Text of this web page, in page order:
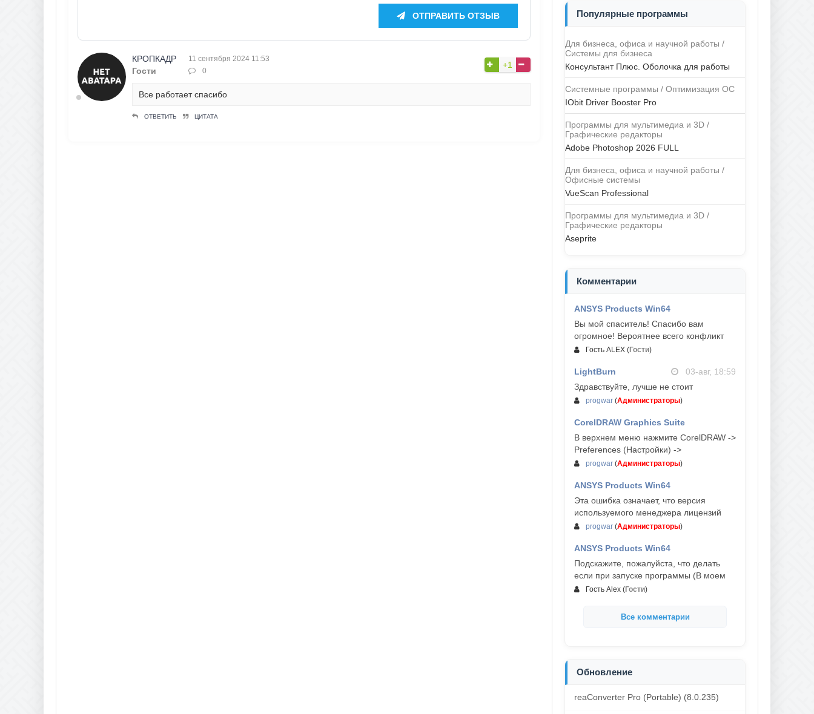
ОТПРАВИТЬ ОТЗЫВ
КРОПКАДР
Гости
11 сентября 2024 11:53
0
+1
Все работает спасибо
ОТВЕТИТЬ ЦИТАТА
Популярные программы
Для бизнеса, офиса и научной работы /
Системы для бизнеса
Консультант Плюс. Оболочка для работы
Системные программы / Оптимизация ОС
IObit Driver Booster Pro
Программы для мультимедиа и 3D /
Графические редакторы
Adobe Photoshop 2026 FULL
Для бизнеса, офиса и научной работы /
Офисные системы
VueScan Professional
Программы для мультимедиа и 3D /
Графические редакторы
Aseprite
Комментарии
ANSYS Products Win64
Вы мой спаситель! Спасибо вам
огромное! Вероятнее всего конфликт
Гость ALEX (Гости)
LightBurn
03-авг, 18:59
Здравствуйте, лучше не стоит
progwar (Администраторы)
CorelDRAW Graphics Suite
03-авг, 18:58
В верхнем меню нажмите CorelDRAW ->
Preferences (Настройки) ->
progwar (Администраторы)
ANSYS Products Win64
Эта ошибка означает, что версия
используемого менеджера лицензий
progwar (Администраторы)
ANSYS Products Win64
Подскажите, пожалуйста, что делать
если при запуске программы (В моем
Гость Alex (Гости)
Все комментарии
Обновление
reaConverter Pro (Portable) (8.0.235)